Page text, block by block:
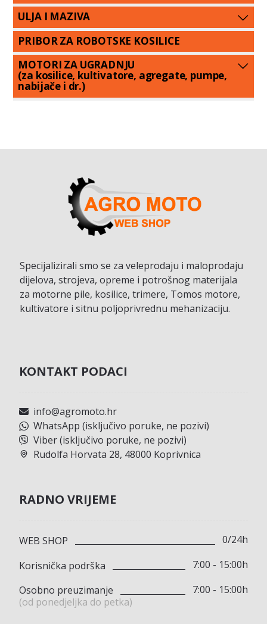
ULJA I MAZIVA
PRIBOR ZA ROBOTSKE KOSILICE
MOTORI ZA UGRADNJU
(za kosilice, kultivatore, agregate, pumpe,
nabijače i dr.)
Specijalizirali smo se za veleprodaju i maloprodaju
dijelova, strojeva, opreme i potrošnog materijala
za motorne pile, kosilice, trimere, Tomos motore,
kultivatore i sitnu poljoprivrednu mehanizaciju.
KONTAKT PODACI
info@agromoto.hr
WhatsApp (isključivo poruke, ne pozivi)
Viber (isključivo poruke, ne pozivi)
Rudolfa Horvata 28, 48000 Koprivnica
RADNO VRIJEME
WEB SHOP
0/24h
Korisnička podrška
7:00 - 15:00h
Osobno preuzimanje
(od ponedjeljka do petka)
7:00 - 15:00h